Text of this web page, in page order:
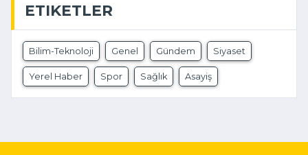
ETIKETLER
Bilim-Teknoloji Genel Gündem Siyaset
Yerel Haber Spor Sağlık Asayiş